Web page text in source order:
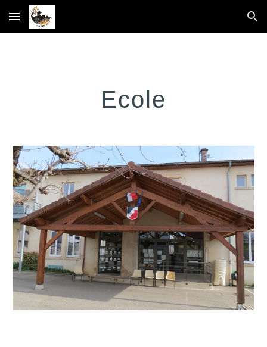
Skip to main content Skip to navigation
Ecole